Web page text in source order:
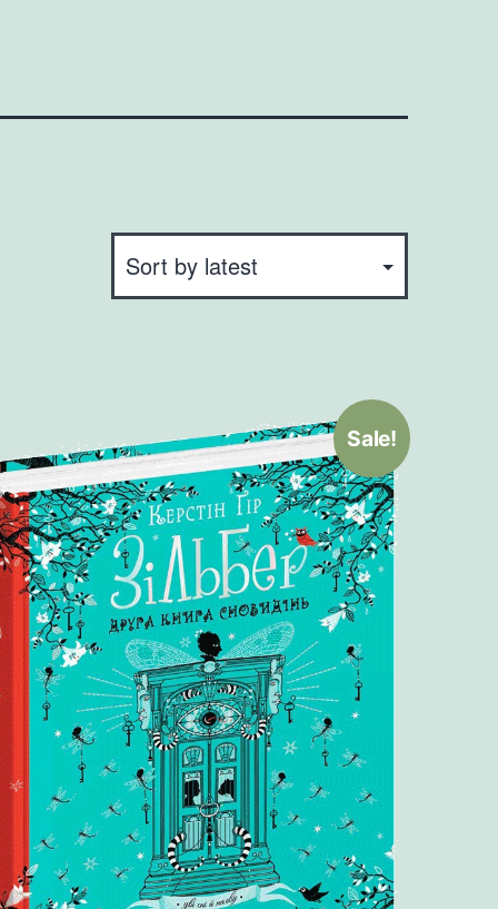
Sale!